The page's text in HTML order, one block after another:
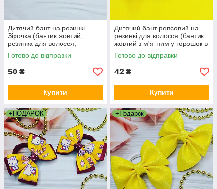
Дитячий бант на резинкі
Зірочка (бантик жовтий,
резинка для волосся,
бантики на голову ручної
роботи)
Готово до відправки
50 ₴
Купити
Дитячий бант репсовий на
резинкі для волосся (бантик
жовтий з м'ятним у горошок в
школу садок, ручної роботи
для дівчинки)
Готово до відправки
42 ₴
Купити
+ПОДАРОК +Подарок